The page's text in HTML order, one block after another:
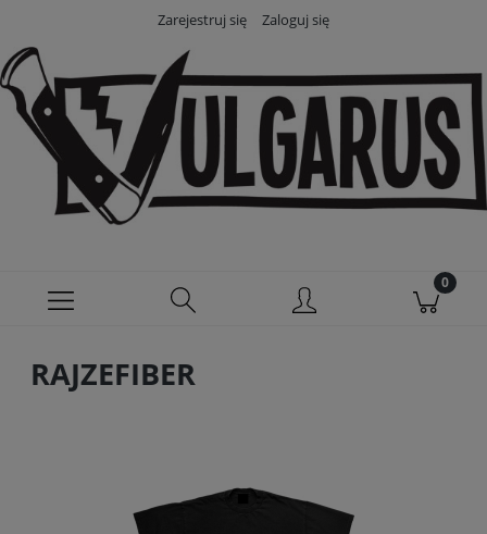
Zarejestruj się Zaloguj się
RAJZEFIBER